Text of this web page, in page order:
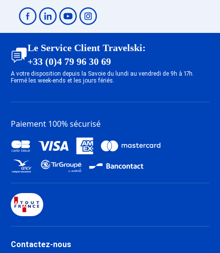
Le Service Client Travelski:
+33 (0)4 79 96 30 69
A votre disposition depuis la Savoie du lundi au vendredi de 9h à 17h.
Fermé les week-ends et les jours fériés.
Paiement 100% sécurisé
Contactez-nous